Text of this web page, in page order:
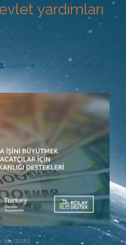
yardımları
Authors Show all
10/2020